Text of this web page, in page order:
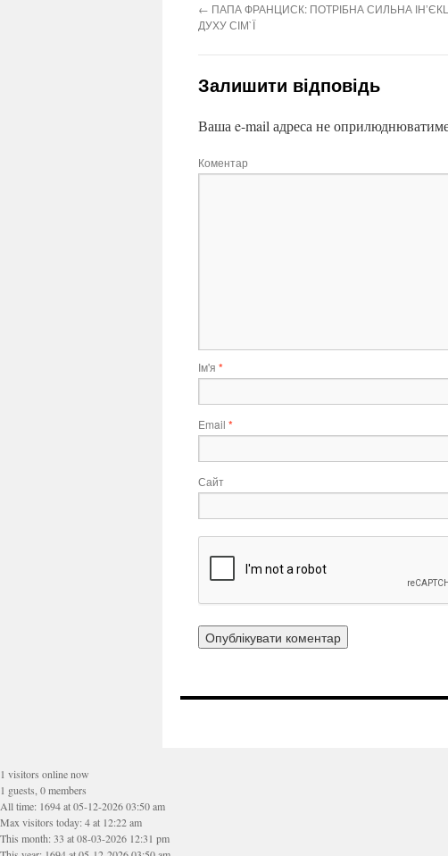
← ПАПА ФРАНЦИСК: ПОТРІБНА СИЛЬНА
ДУХУ СІМ`Ї
Залишити відповідь
Ваша e-mail адреса не
Коментар
Ім'я *
Email *
Сайт
1 visitors online now
1 guests, 0 members
All time: 1694 at 05-12-2026 03:50 am
Max visitors today: 4 at 12:22 am
This month: 33 at 08-03-2026 12:31 pm